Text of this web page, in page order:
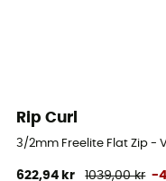
Rip Curl
3/2mm Freelite Flat Zip -
622,94 kr 1039,00 kr -